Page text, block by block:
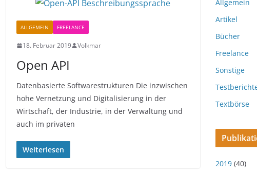
ALLGEMEIN FREELANCE
18. Februar 2019 Volkmar
Open API
Datenbasierte Softwarestrukturen Die inzwischen
hohe Vernetzung und Digitalisierung in der
Wirtschaft, der Industrie, in der Verwaltung und
auch im privaten
Weiterlesen
Allgemein
Artikel
Bücher
Freelance
Sonstige
Textbörse
2019 (40)